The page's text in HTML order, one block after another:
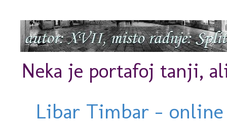
Neka je portafoj tanji,
Libar Timbar -